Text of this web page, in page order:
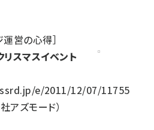
運営の心得］
スマスイベント
e/2011/12/07/11755
アズモード）